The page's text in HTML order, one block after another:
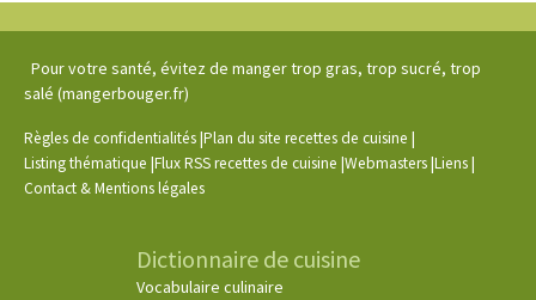
Pour votre santé, évitez de manger trop gras, trop sucré, trop
salé (mangerbouger.fr)
Règles de confidentialités|Plan du site recettes de cuisine |
Listing thématique |Flux RSS recettes de cuisine |Webmasters|Liens|
Contact & Mentions légales
Dictionnaire de cuisine
Vocabulaire culinaire